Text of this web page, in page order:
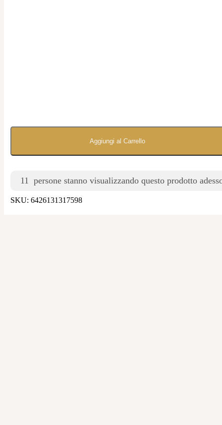
Aggiungi al Carrello
11 persone stanno visualizzando questo prodotto
SKU: 6426131317598